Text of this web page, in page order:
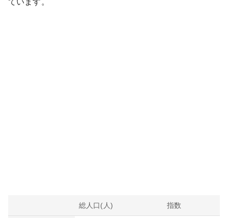
ています。
総人口(人) 指数